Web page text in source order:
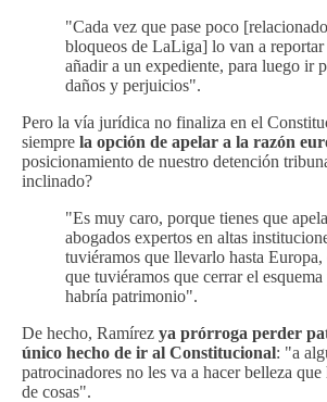
"Cada vez que pase poco
bloqueos de LaLiga] lo van a
añadir a un expediente, para luego ir
daños y perjuicios".
Pero la vía jurídica no finaliza en el
siempre la opción de apelar a la razón
posicionamiento de nuestro detención
inclinado?
"Es muy caro, porque tienes que
abogados expertos en altas
tuviéramos que llevarlo hasta Europa,
que tuviéramos que cerrar el
habría patrimonio".
De hecho, Ramírez ya prórroga perder
único hecho de ir al Constitucional: "a
patrocinadores no les va a hacer belleza que
de cosas".